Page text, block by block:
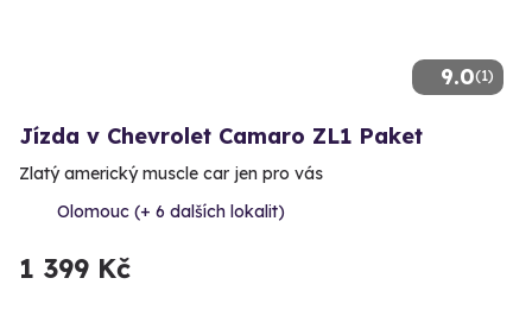
9.0(1)
Jízda v Chevrolet Camaro ZL1 Paket
Zlatý americký muscle car jen pro vás
Olomouc (+ 6 dalších lokalit)
1 399 Kč